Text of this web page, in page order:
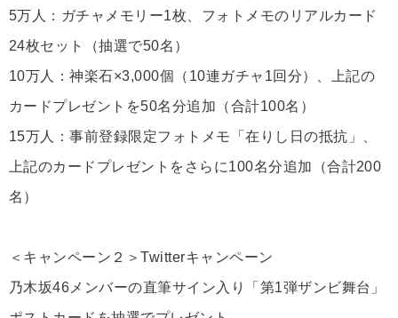
5万人：ガチャメモリー1枚、フォトメモのリアルカード
24枚セット（抽選で50名）
10万人：神楽石×3,000個（10連ガチャ1回分）、上記の
カードプレゼントを50名分追加（合計100名）
15万人：事前登録限定フォトメモ「在りし日の抵抗」、
上記のカードプレゼントをさらに100名分追加（合計200
名）
＜キャンペーン２＞Twitterキャンペーン
乃木坂46メンバーの直筆サイン入り「第1弾ザンビ舞台」